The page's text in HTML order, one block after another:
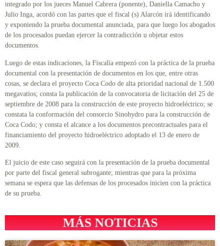
integrado por los jueces Manuel Cabrera (ponente), Daniella Camacho y
Julio Inga, acordó con las partes que el fiscal (s) Alarcón irá identificando
y exponiendo la prueba documental anunciada, para que luego los abogados
de los procesados puedan ejercer la contradicción u objetar estos
documentos.
Luego de estas indicaciones, la Fiscalía empezó con la práctica de la prueba
documental con la presentación de documentos en los que, entre otras
cosas, se declara el proyecto Coca Codo de alta prioridad nacional de 1.500
megavatios; consta la publicación de la convocatoria de licitación del 25 de
septiembre de 2008 para la construcción de este proyecto hidroeléctrico; se
constata la conformación del consorcio Sinohydro para la construcción de
Coca Codo; y consta el alcance a los documentos precontractuales para el
financiamiento del proyecto hidroeléctrico adoptado el 13 de enero de
2009.
El juicio de este caso seguirá con la presentación de la prueba documental
por parte del fiscal general subrogante; mientras que para la próxima
semana se espera que las defensas de los procesados inicien con la práctica
de su prueba.
MÁS NOTICIAS